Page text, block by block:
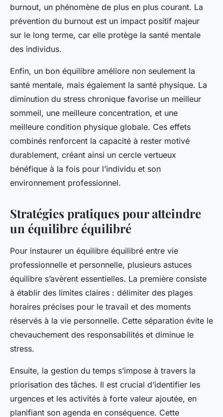
burnout, un phénomène de plus en plus courant. La
prévention du burnout est un impact positif majeur
sur le long terme, car elle protège la santé mentale
des individus.
Enfin, un bon équilibre améliore non seulement la
santé mentale, mais également la santé physique. La
diminution du stress chronique favorise un meilleur
sommeil, une meilleure concentration, et une
meilleure condition physique globale. Ces effets
combinés renforcent la capacité à rester motivé
durablement, créant ainsi un cercle vertueux
bénéfique à la fois pour l’individu et son
environnement professionnel.
Stratégies pratiques pour atteindre
un équilibre équilibré
Pour instaurer un équilibre équilibré entre vie
professionnelle et personnelle, plusieurs astuces
équilibre s’avèrent essentielles. La première consiste
à établir des limites claires : délimiter des plages
horaires précises pour le travail et des moments
réservés à la vie personnelle. Cette séparation évite le
chevauchement des responsabilités et diminue le
stress.
Ensuite, la gestion du temps s’impose à travers la
priorisation des tâches. Il est crucial d’identifier les
urgences et les activités à forte valeur ajoutée, en
planifiant son agenda en conséquence. Cette